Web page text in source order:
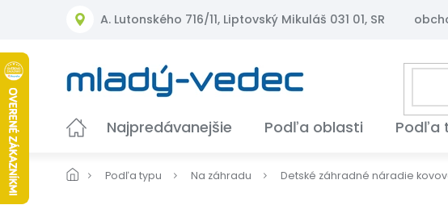
A. Lutonského 716/11, Liptovský Mikuláš 031 01, SR
Najpredávanejšie Podľa oblasti Podľa
Podľa typu Na záhradu Detské záhradné náradie